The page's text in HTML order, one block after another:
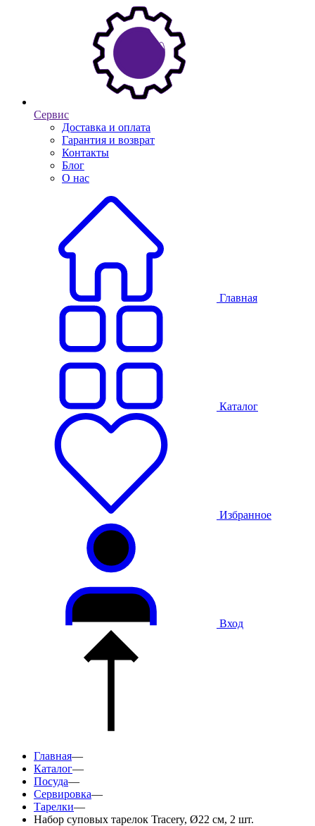
Сервис
Доставка и оплата
Гарантия и возврат
Контакты
Блог
О нас
Главная
Каталог
Избранное
Вход
Главная—
Каталог—
Посуда—
Сервировка—
Тарелки—
Набор суповых тарелок Tracery, Ø22 см, 2 шт.